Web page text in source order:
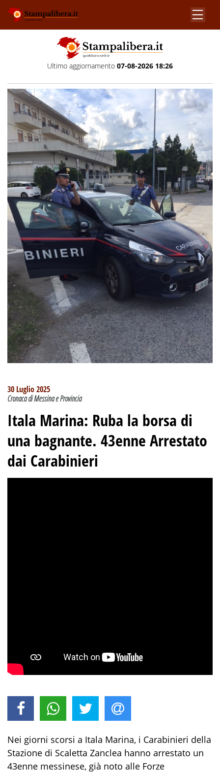
Ultimo aggiornamento 07-08-2026 18:26
30 Luglio 2025
Cronaca di Messina e Provincia
Itala Marina: Ruba la borsa di
una bagnante. 43enne Arrestato
dai Carabinieri
Nei giorni scorsi a Itala Marina, i Carabinieri della
Stazione di Scaletta Zanclea hanno arrestato un
43enne messinese, già noto alle Forze